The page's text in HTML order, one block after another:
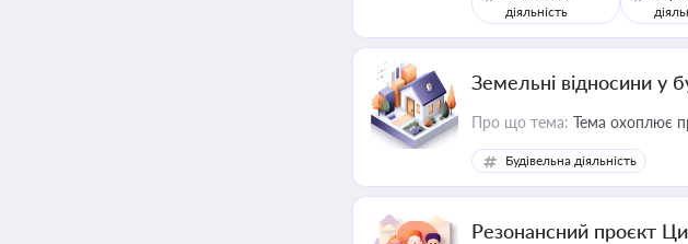
діяльність
Земельні відносини у
Про що тема: Тема охоплює
Будівельна діяльність
Резонансний проєкт